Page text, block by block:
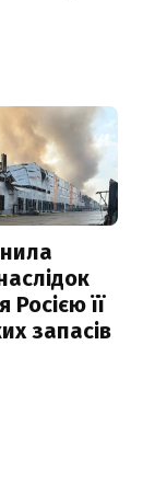
її
запасів